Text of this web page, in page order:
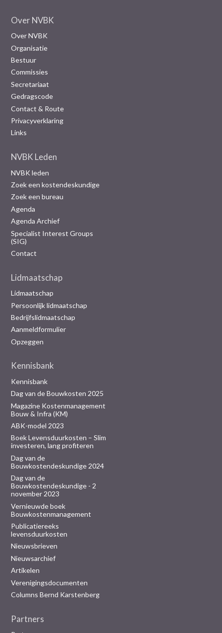
Over NVBK
Over NVBK
Organisatie
Bestuur
Commissies
Secretariaat
Gedragscode
Contact & Route
Privacyverklaring
Links
NVBK Leden
NVBK leden
Zoek een kostendeskundige
Zoek een bureau
Agenda
Agenda Archief
Specialist Interest Groups
(SIG)
Contact
Lidmaatschap
Lidmaatschap
Persoonlijk lidmaatschap
Bedrijfslidmaatschap
Aanmeldformulier
Opzeggen
Kennisbank
Kennisbank
Dag van de Bouwkosten 2025
Magazine Kostenmanagement
Bouw & Infra (KM)
ABK-model 2023
Boek Levensduurkosten – Slim
investeren, lang profiteren
Dag van de
Bouwkostendeskundige 2024
Dag van de
Bouwkostendeskundige - 2
november 2023
Vernieuwde boek
Bouwkostenmanagement
Publicatiereeks
levensduurkosten
Nieuwsbrieven
Nieuwsarchief
Artikelen
Verenigingsdocumenten
Columns Bernd Karstenberg
Partners